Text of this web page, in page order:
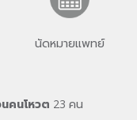
นัดหมายแพทย์
นคนโหวต 23 คน